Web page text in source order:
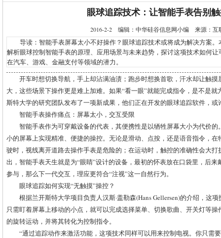
眼球追踪技术：让智能手表告别
2016-2-2 编辑：中华硅谷信息网小编 来源：
导读：智能手表屏幕太小不好操作？眼球追踪技术或将成为解决方案。
解析眼球控制智能手表的原理、应用场景与未来趋势，探讨这项技术如何
在汽车、游戏、金融支付等领域的潜力。
开车时想切换导航，手上却沾满油渍；跑步时想换首歌，汗水却让触
大，这些场景下操作更是难上加难。如果“看一眼”就能完成指令，是不是
斯特大学的研究团队发布了一项新成果，他们正在开发的眼球追踪软件，
智能手表操作痛点：屏幕太小，交互受限
智能手表作为可穿戴设备的代表，其便携性是以牺牲屏幕大小为代价
小的屏幕上实现精准、便捷的操控。无论是滑动、点按，还是语音指令，
驶时，视线离开道路去操作手表是危险的；在运动时，触控的准确性会大
出，智能手表天生就是为“眼睛”设计的设备，最初的怀表放在口袋里，后
参与，那么下一代交互，理应更符合“注视”这一自然行为。
眼球追踪如何实现“无触摸”操控？
根据兰开斯特大学项目负责人汉斯·盖勒森(Hans Gellersen)的介绍，这
只需盯着屏幕上移动的小点，就可以完成选择菜单、切换歌曲、开关灯等
的旋转运动，并将其转化为控制指令。
“通过追踪动作来激活功能，这项技术同样可以用来控制电视。你只需